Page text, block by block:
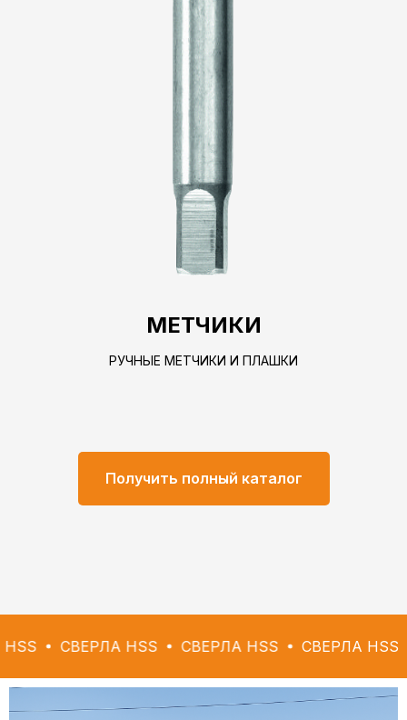
МЕТЧИКИ
РУЧНЫЕ МЕТЧИКИ И ПЛАШКИ
Получить полный каталог
HSS СВЕРЛА HSS СВЕРЛА HSS